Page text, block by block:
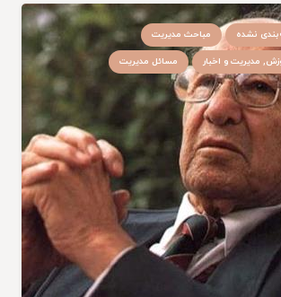
نشده
مباحث مدیریت
مدیریت و اخبار
مسائل مدیریت